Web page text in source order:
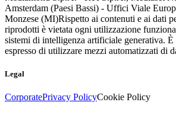
Amsterdam (Paesi Bassi) - Uffici Viale
Monzese (MI)Rispetto ai contenuti e ai dati
riprodotti è vietata ogni utilizzazione
sistemi di intelligenza artificiale generativa.
espresso di utilizzare mezzi automatizzati di
Legal
CorporatePrivacy PolicyCookie Policy